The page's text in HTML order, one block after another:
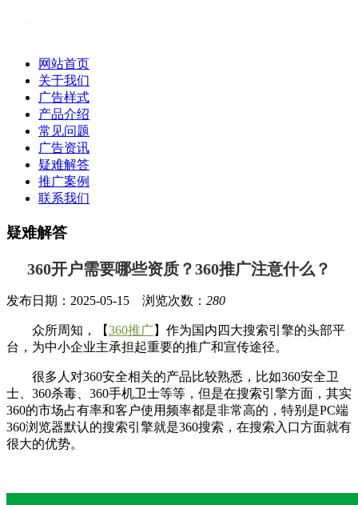
网站首页
关于我们
广告样式
产品介绍
常见问题
广告资讯
疑难解答
推广案例
联系我们
疑难解答
360开户需要哪些资质？360推广注意什么？
发布日期：2025-05-15 浏览次数： 280
众所周知，【360推广】作为国内四大搜索引擎的头部平
台，为中小企业主承担起重要的推广和宣传途径。
很多人对360安全相关的产品比较熟悉，比如360安全卫
士、360杀毒、360手机卫士等等，但是在搜索引擎方面，其实
360的市场占有率和客户使用频率都是非常高的，特别是PC端
360浏览器默认的搜索引擎就是360搜索，在搜索入口方面就有
很大的优势。